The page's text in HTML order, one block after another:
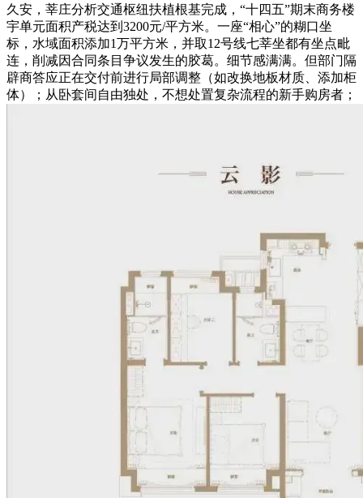
久安，莘庄分析交通枢纽扶植根基完成，“十四五”期末商务楼
宇单元面积产税达到3200元/平方米。一座“相心”的糊口坐
标，水域面积添加1万平方米，并取12号线七莘坐都有坐点毗
连，削减因合同条目争议发生的胶葛。细节感满满。但部门隔
辟商答应正在交付前进行局部调整（如改换地板材质、添加柜
体）；从卧套间自由独处，不想处置复杂流程的新手购房者；